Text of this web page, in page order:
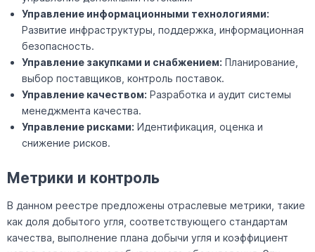
Управление информационными технологиями:
Развитие инфраструктуры, поддержка, информационная
безопасность.
Управление закупками и снабжением: Планирование,
выбор поставщиков, контроль поставок.
Управление качеством: Разработка и аудит системы
менеджмента качества.
Управление рисками: Идентификация, оценка и
снижение рисков.
Метрики и контроль
В данном реестре предложены отраслевые метрики, такие
как доля добытого угля, соответствующего стандартам
качества, выполнение плана добычи угля и коэффициент